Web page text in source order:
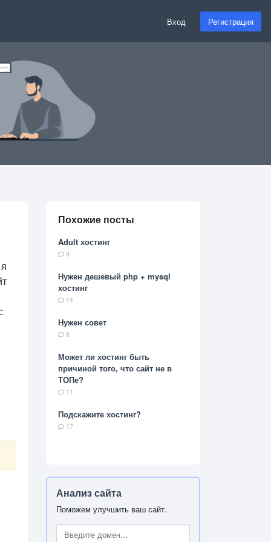
Вход Регистрация
Похожие посты
Adult хостинг
9
Нужен дешевый php + mysql
хостинг
14
Нужен совет
8
Может ли хостинг быть
причиной того, что сайт не в
ТОПе?
11
Подскажите хостинг?
17
Анализ сайта
Поможем улучшить ваш сайт.